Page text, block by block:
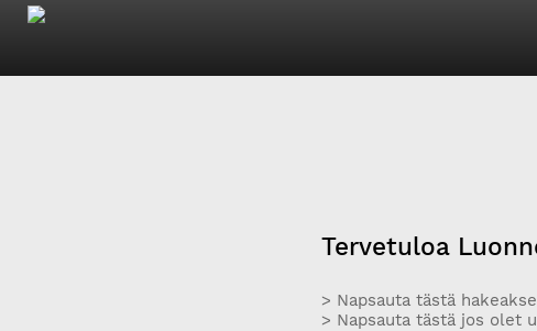
Tervetuloa
> Napsauta tästä
> Napsauta tästä jos olet